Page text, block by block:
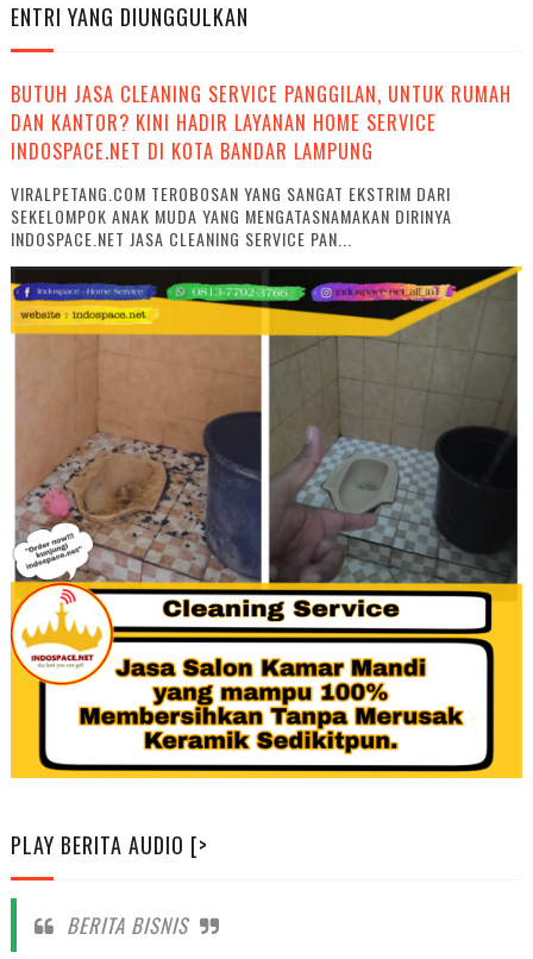
ENTRI YANG DIUNGGULKAN
BUTUH JASA CLEANING SERVICE PANGGILAN, UNTUK RUMAH
DAN KANTOR? KINI HADIR LAYANAN HOME SERVICE
INDOSPACE.NET DI KOTA BANDAR LAMPUNG
VIRALPETANG.COM TEROBOSAN YANG SANGAT EKSTRIM DARI
SEKELOMPOK ANAK MUDA YANG MENGATASNAMAKAN DIRINYA
INDOSPACE.NET JASA CLEANING SERVICE PAN...
PLAY BERITA AUDIO [>
BERITA BISNIS